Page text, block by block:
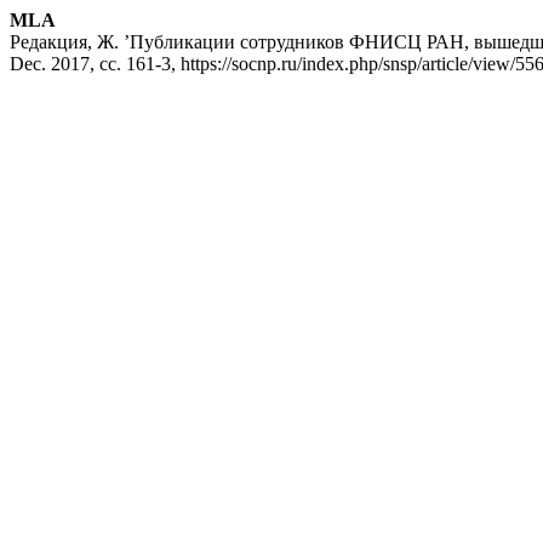
MLA
Редакция, Ж. ’Публикации сотрудников ФНИСЦ РАН,
Dec. 2017, сс. 161-3, https://socnp.ru/index.php/snsp/article/view/